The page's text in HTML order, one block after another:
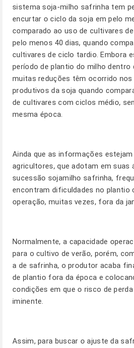
sistema soja-milho safrinha tem
encurtar o ciclo da soja em pelo
comparado ao uso de cultivares
pelo menos 40 dias, quando
cultivares de ciclo tardio. Embora
período de plantio do milho dentro
muitas reduções têm ocorrido nos
produtivos da soja quando
de cultivares com ciclos médio,
mesma época.
Ainda que as informações estejam
agricultores, que adotam em suas
sucessão sojamilho safrinha,
encontram dificuldades no plantio
operação, muitas vezes, fora da
Normalmente, a capacidade
para o cultivo de verão, porém,
a de safrinha, o produtor acaba
de plantio fora da época e
condições em que o risco de
iminente.
Assim, para buscar o ajuste da